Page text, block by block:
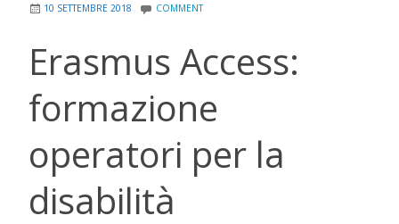
10 SETTEMBRE 2018 COMMENT
Erasmus Access:
formazione
operatori per la
disabilità